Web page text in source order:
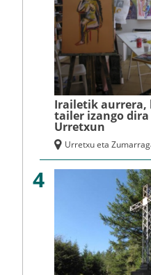
Irailetik aurrera,
tailer izango
Urretxun
Urretxu eta
4